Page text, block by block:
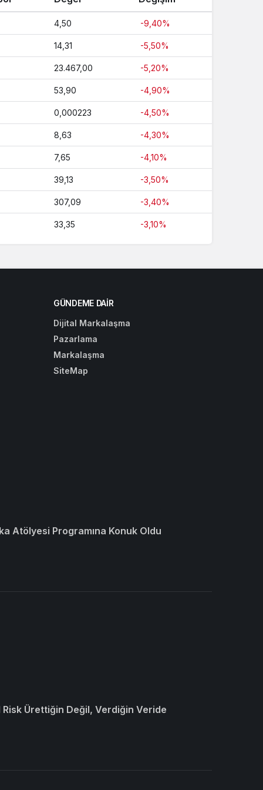
4,50 -9,40%
14,31 -5,50%
23.467,00 -5,20%
53,90 -4,90%
0,000223 -4,50%
8,63 -4,30%
7,65 -4,10%
39,13 -3,50%
307,09 -3,40%
33,35 -3,10%
GÜNDEME DAIR
Dijital Markalaşma
Pazarlama
Markalaşma
SiteMap
Atölyesi Programına Konuk Oldu
Ürettiğin Değil, Verdiğin Veride